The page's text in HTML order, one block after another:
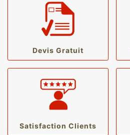
Devis Gratuit
Satisfaction Clients